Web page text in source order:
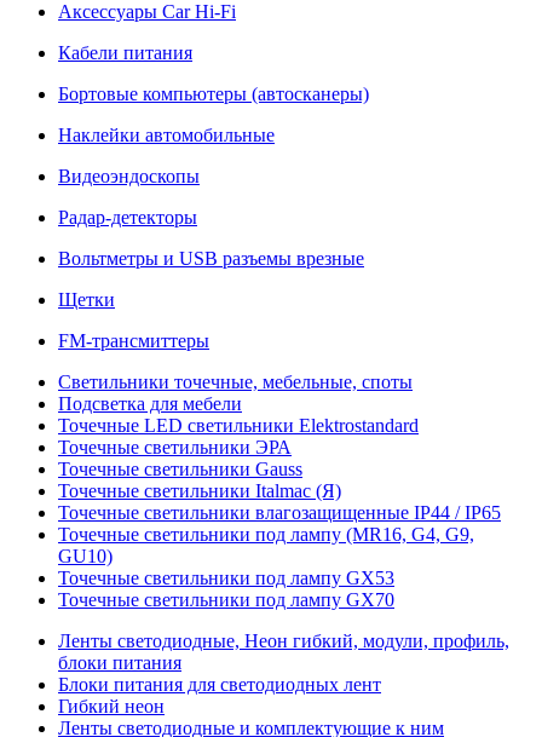
Аксессуары Car Hi-Fi
Кабели питания
Бортовые компьютеры (автосканеры)
Наклейки автомобильные
Видеоэндоскопы
Радар-детекторы
Вольтметры и USB разъемы врезные
Щетки
FM-трансмиттеры
Светильники точечные, мебельные, споты
Подсветка для мебели
Точечные LED светильники Elektrostandard
Точечные светильники ЭРА
Точечные светильники Gauss
Точечные светильники Italmac (Я)
Точечные светильники влагозащищенные IP44 / IP65
Точечные светильники под лампу (MR16, G4, G9,
GU10)
Точечные светильники под лампу GX53
Точечные светильники под лампу GX70
Ленты светодиодные, Неон гибкий, модули, профиль,
блоки питания
Блоки питания для светодиодных лент
Гибкий неон
Ленты светодиодные и комплектующие к ним